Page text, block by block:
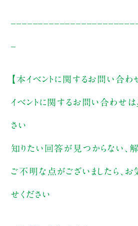
【本イベントに関するお問い合わ
イベントに関するお問い合わせは
さい
知りたい回答が見つからない、
ご不明な点がございましたら、
せください